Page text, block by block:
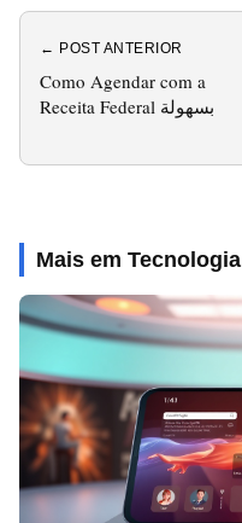
← POST ANTERIOR
Como Agendar com a
Receita Federal بسهولة
Mais em Tecnologia